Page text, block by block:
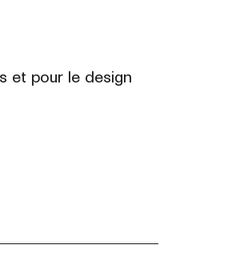
et pour le design